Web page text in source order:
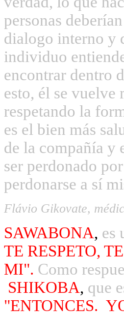
personas
dialogo interno y
individuo
encontrar dentro
esto, él se
respetando la
es el bien más
de la compañía y
ser perdonado
perdonarse a sí
Flávio Gikovate,
SAWABONA, es
TE RESPETO,
MI". Como
SHIKOBA, que
"ENTONCES.